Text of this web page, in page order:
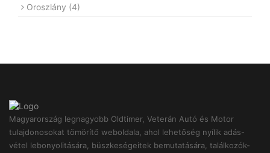
Oroszlány (4)
Magyarország legnagyobb Oldtimer, Veterán Autó és Motor
tulajdonosokat tömörítő weboldala, ahol lehetőség nyílik adás-
vétel lebonyolitására, büszkeségeitek bemutatására, találkozók-